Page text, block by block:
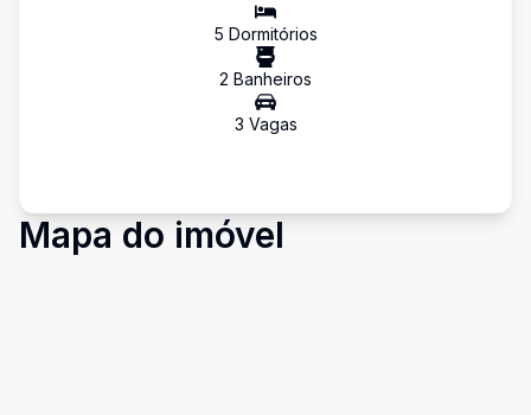
5 Dormitórios
2 Banheiros
3 Vagas
Mapa do imóvel